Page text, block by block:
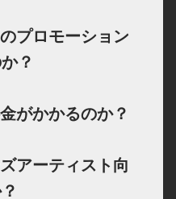
プロモーション
？
がかかるのか？
アーティスト向